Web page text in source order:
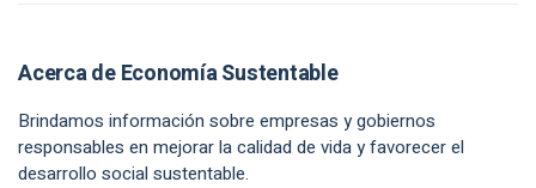
Acerca de Economía Sustentable
Brindamos información sobre empresas y gobiernos
responsables en mejorar la calidad de vida y favorecer el
desarrollo social sustentable.